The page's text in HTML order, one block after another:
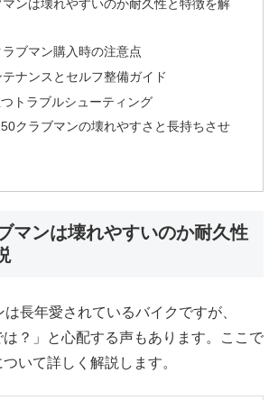
ンは壊れやすいのか耐久性と特徴を解
ブマン購入時の注意点
ナンスとセルフ整備ガイド
トラブルシューティング
クラブマンの壊れやすさと長持ちさせ
マンは壊れやすいのか耐久性
長年愛されているバイクですが、
は？」と心配する声もあります。ここで
いて詳しく解説します。